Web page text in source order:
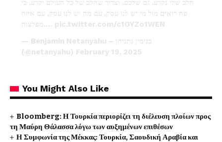
הלב שלי נקרע. גם שלכם. וצריך שהלב של כל העולם יקרע, כי
פה רואים מול מי יש לנו עסק, עם מה יש לנו עסק, עם איזה
מפלצות.… pic.twitter.com/c1OYZo1WEN
— Benjamin Netanyahu – בנימין נתניהו
(@netanyahu) February 19, 2025
You Might Also Like
Bloomberg: Η Τουρκία περιορίζει τη διέλευση πλοίων προς
τη Μαύρη Θάλασσα λόγω των αυξημένων επιθέσων
Η Συμφωνία της Μέκκας: Τουρκία, Σαουδική Αραβία και